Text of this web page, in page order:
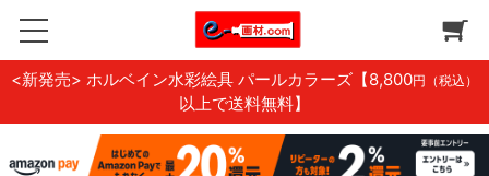
<新発売> ホルベイン水彩絵具 パールカラーズ 【8,800円（税込）
以上で送料無料】